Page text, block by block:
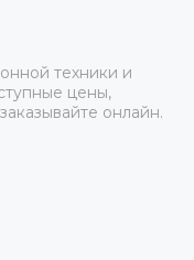
техники и
цены,
онлайн.